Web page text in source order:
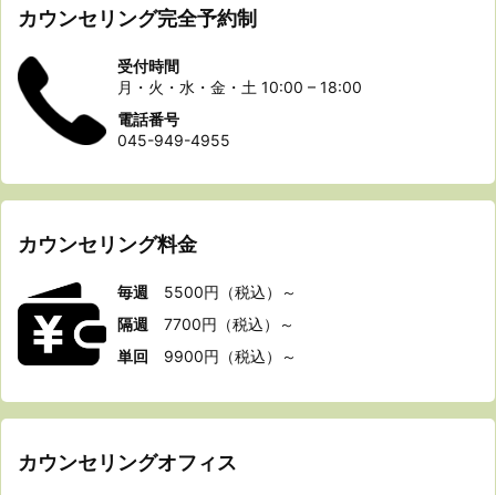
カウンセリング完全予約制
受付時間
月・火・水・金・土 10:00 – 18:00
電話番号
045-949-4955
カウンセリング料金
毎週 5500円（税込）～
隔週 7700円（税込）～
単回 9900円（税込）～
カウンセリングオフィス